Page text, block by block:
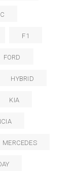
F1
FORD
HYBRID
KIA
MERCEDES